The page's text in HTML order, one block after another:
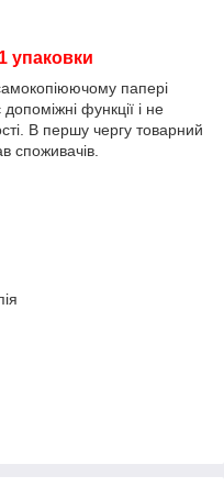
упаковки
папері
функції і не
В першу чергу товарний
споживачів.